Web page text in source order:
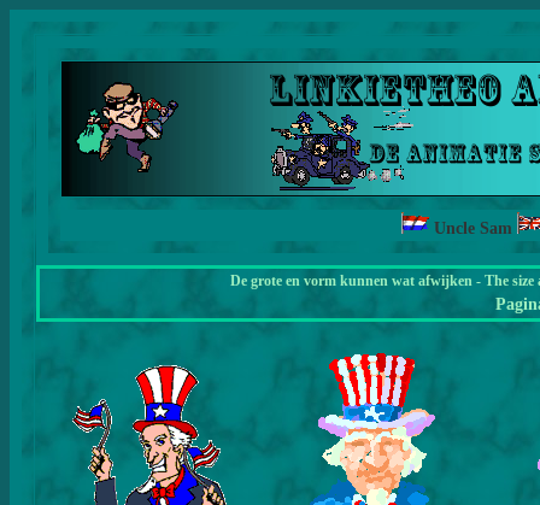
Uncle Sam
De grote en vorm kunnen wat afwijken - The